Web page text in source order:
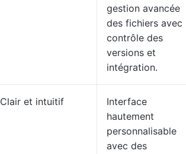
gestion avancée
des fichiers avec
contrôle des
versions et
intégration.
Clair et intuitif
Interface
hautement
personnalisable
avec des